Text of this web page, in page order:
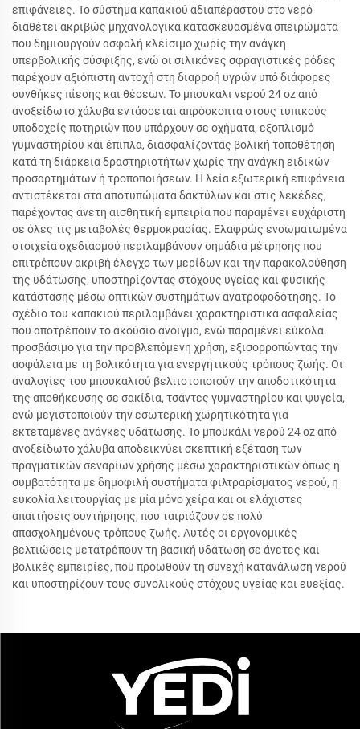
επιφάνειες. Το σύστημα καπακιού αδιαπέραστου στο νερό
διαθέτει ακριβώς μηχανολογικά κατασκευασμένα σπειρώματα
που δημιουργούν ασφαλή κλείσιμο χωρίς την ανάγκη
υπερβολικής σύσφιξης, ενώ οι σιλικόνες σφραγιστικές ρόδες
παρέχουν αξιόπιστη αντοχή στη διαρροή υγρών υπό διάφορες
συνθήκες πίεσης και θέσεων. Το μπουκάλι νερού 24 oz από
ανοξείδωτο χάλυβα εντάσσεται απρόσκοπτα στους τυπικούς
υποδοχείς ποτηριών που υπάρχουν σε οχήματα, εξοπλισμό
γυμναστηρίου και έπιπλα, διασφαλίζοντας βολική τοποθέτηση
κατά τη διάρκεια δραστηριοτήτων χωρίς την ανάγκη ειδικών
προσαρτημάτων ή τροποποιήσεων. Η λεία εξωτερική επιφάνεια
αντιστέκεται στα αποτυπώματα δακτύλων και στις λεκέδες,
παρέχοντας άνετη αισθητική εμπειρία που παραμένει ευχάριστη
σε όλες τις μεταβολές θερμοκρασίας. Ελαφρώς ενσωματωμένα
στοιχεία σχεδιασμού περιλαμβάνουν σημάδια μέτρησης που
επιτρέπουν ακριβή έλεγχο των μερίδων και την παρακολούθηση
της υδάτωσης, υποστηρίζοντας στόχους υγείας και φυσικής
κατάστασης μέσω οπτικών συστημάτων ανατροφοδότησης. Το
σχέδιο του καπακιού περιλαμβάνει χαρακτηριστικά ασφαλείας
που αποτρέπουν το ακούσιο άνοιγμα, ενώ παραμένει εύκολα
προσβάσιμο για την προβλεπόμενη χρήση, εξισορροπώντας την
ασφάλεια με τη βολικότητα για ενεργητικούς τρόπους ζωής. Οι
αναλογίες του μπουκαλιού βελτιστοποιούν την αποδοτικότητα
της αποθήκευσης σε σακίδια, τσάντες γυμναστηρίου και ψυγεία,
ενώ μεγιστοποιούν την εσωτερική χωρητικότητα για
εκτεταμένες ανάγκες υδάτωσης. Το μπουκάλι νερού 24 oz από
ανοξείδωτο χάλυβα αποδεικνύει σκεπτική εξέταση των
πραγματικών σεναρίων χρήσης μέσω χαρακτηριστικών όπως η
συμβατότητα με δημοφιλή συστήματα φιλτραρίσματος νερού, η
ευκολία λειτουργίας με μία μόνο χείρα και οι ελάχιστες
απαιτήσεις συντήρησης, που ταιριάζουν σε πολύ
απασχολημένους τρόπους ζωής. Αυτές οι εργονομικές
βελτιώσεις μετατρέπουν τη βασική υδάτωση σε άνετες και
βολικές εμπειρίες, που προωθούν τη συνεχή κατανάλωση νερού
και υποστηρίζουν τους συνολικούς στόχους υγείας και ευεξίας.